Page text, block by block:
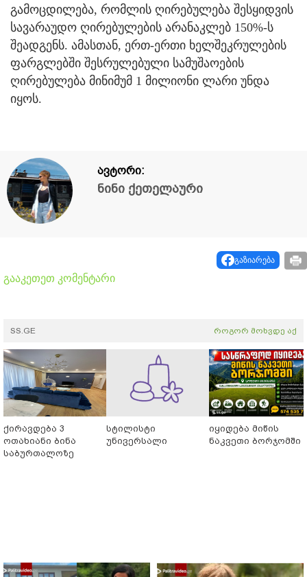
გამოცდილება, რომლის ღირებულება შესყიდვის
სავარაუდო ღირებულების არანაკლებ 150%-ს
შეადგენს. ამასთან, ერთ-ერთი ხელშეკრულების
ფარგლებში შესრულებული სამუშაოების
ღირებულება მინიმუმ 1 მილიონი ლარი უნდა
იყოს.
ავტორი:
ნინი ქეთელაური
გაზიარება
გააკეთეთ კომენტარი
SS.GE როგორ მოხვდე აქ
ქირავდება 3
ოთახიანი ბინა
საბურთალოზე
სტილისტი
უნივერსალი
იყიდება მიწის
ნაკვეთი ბორჯომში